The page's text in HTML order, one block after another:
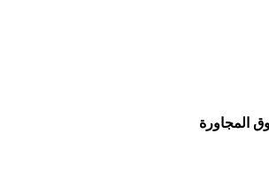
المجاورة